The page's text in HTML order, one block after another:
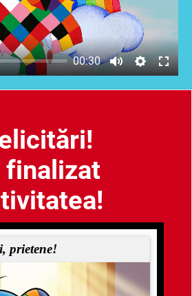
00:30
finalizat
prietene!